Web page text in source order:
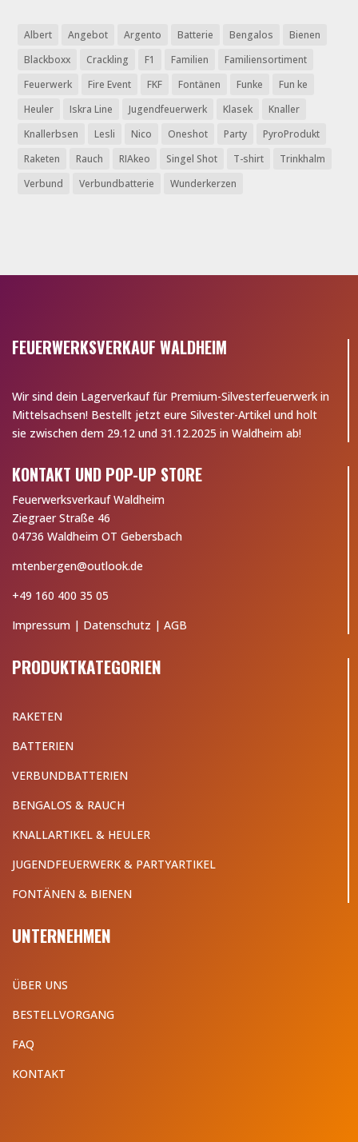
Albert Angebot Argento Batterie Bengalos
Bienen
Blackboxx
Crackling F1 Familien
Familiensortiment
Feuerwerk
Fire Event FKF Fontänen Funke
Fun ke
Heuler
Iskra Line Jugendfeuerwerk Klasek
Knaller
Knallerbsen
Lesli Nico Oneshot Party
PyroProdukt
Raketen
Rauch RIAkeo Singel Shot T-shirt
Trinkhalm
Verbund
Verbundbatterie Wunderkerzen
FEUERWERKSVERKAUF WALDHEIM
Wir sind dein Lagerverkauf für Premium-Silvesterfeuerwerk in
Mittelsachsen! Bestellt jetzt eure Silvester-Artikel und holt
sie zwischen dem 29.12 und 31.12.2025 in Waldheim ab!
KONTAKT UND POP-UP STORE
Feuerwerksverkauf Waldheim
Ziegraer Straße 46
04736 Waldheim OT Gebersbach
mtenbergen@outlook.de
+49 160 400 35 05
Impressum | Datenschutz |AGB
PRODUKTKATEGORIEN
RAKETEN
BATTERIEN
VERBUNDBATTERIEN
BENGALOS & RAUCH
KNALLARTIKEL & HEULER
JUGENDFEUERWERK & PARTYARTIKEL
FONTÄNEN & BIENEN
UNTERNEHMEN
ÜBER UNS
BESTELLVORGANG
FAQ
KONTAKT